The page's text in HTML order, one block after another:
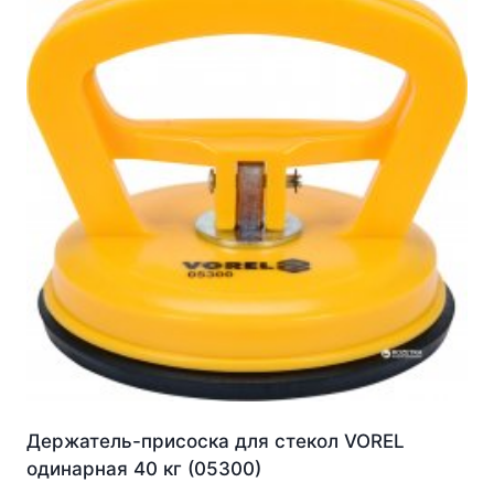
Держатель-присоска для стекол VOREL
одинарная 40 кг (05300)